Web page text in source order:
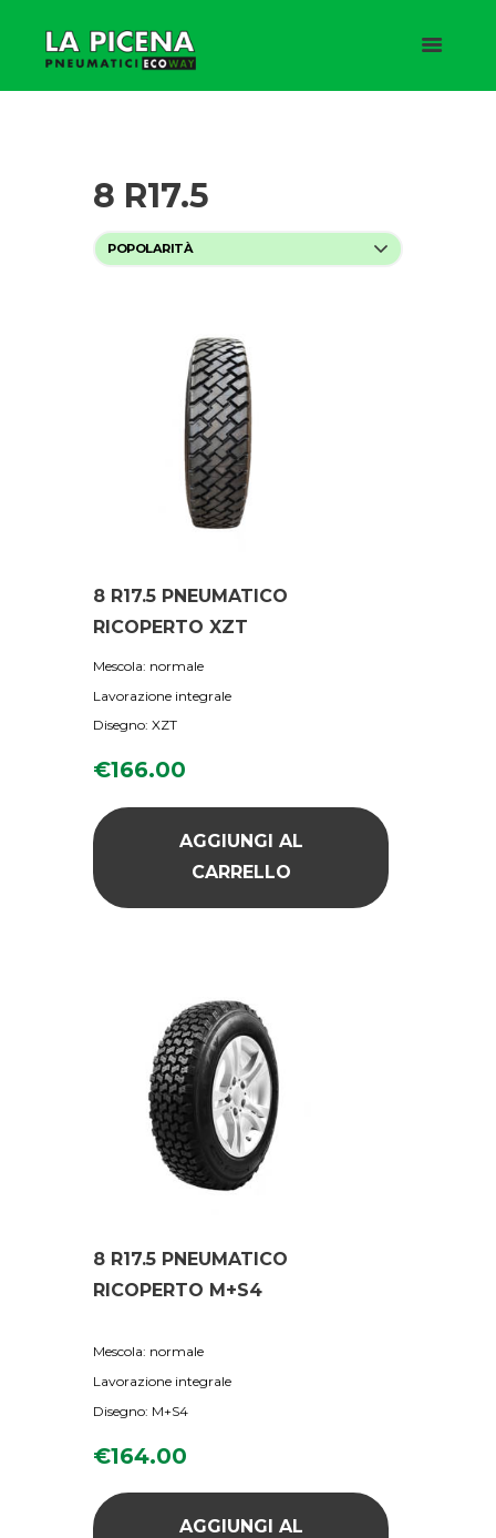
8 R17.5
8 R17.5 PNEUMATICO
RICOPERTO XZT
Mescola: normale
Lavorazione integrale
Disegno: XZT
€166.00
AGGIUNGI AL
CARRELLO
8 R17.5 PNEUMATICO
RICOPERTO M+S4
Mescola: normale
Lavorazione integrale
Disegno: M+S4
€164.00
AGGIUNGI AL